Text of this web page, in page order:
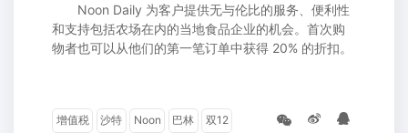
Noon Daily 为客户提供无与伦比的服务、便利性
和支持包括农场在内的当地食品企业的机会。首次购
物者也可以从他们的第一笔订单中获得 20% 的折扣。
增值税 沙特 Noon 巴林 双12